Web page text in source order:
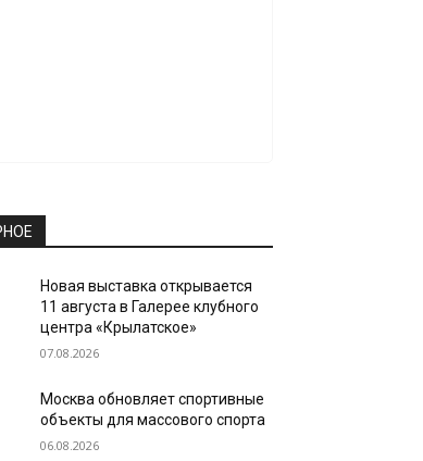
Новая выставка открывается
11 августа в Галерее клубного
центра «Крылатское»
07.08.2026
Москва обновляет спортивные
объекты для массового спорта
06.08.2026